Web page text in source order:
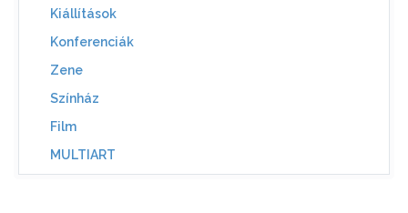
Kiállítások
Konferenciák
Zene
Színház
Film
MULTIART